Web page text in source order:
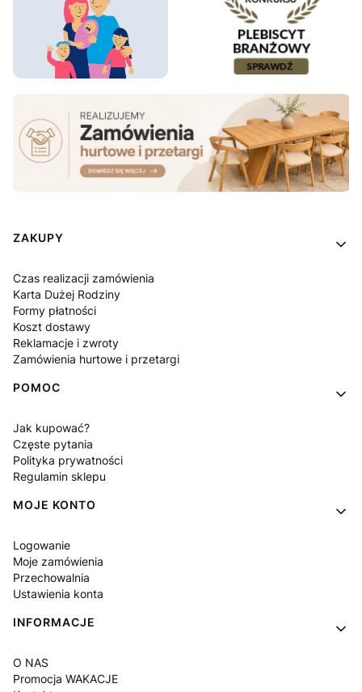
Linki w stopce
ZAKUPY
Czas realizacji zamówienia
Karta Dużej Rodziny
Formy płatności
Koszt dostawy
Reklamacje i zwroty
Zamówienia hurtowe i przetargi
POMOC
Jak kupować?
Częste pytania
Polityka prywatności
Regulamin sklepu
MOJE KONTO
Logowanie
Moje zamówienia
Przechowalnia
Ustawienia konta
INFORMACJE
O NAS
Promocja WAKACJE